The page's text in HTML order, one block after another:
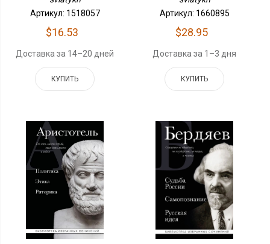
Артикул: 1518057
$16.53
Доставка за 14–20 дней
КУПИТЬ
Артикул: 1660895
$28.95
Доставка за 1–3 дня
КУПИТЬ